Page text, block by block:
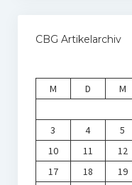
CBG Artikelarchiv
M
D M
3
4 5
10
11 12
17
18 19